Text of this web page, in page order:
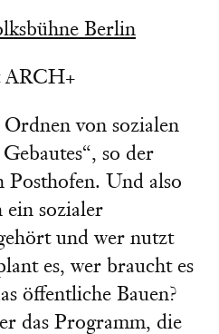
Berlin
ARCH+
von sozialen
so der
Und also
sozialer
und wer nutzt
es, wer braucht es
öffentliche Bauen?
das Programm, die